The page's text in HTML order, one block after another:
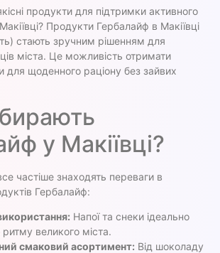
продукти для підтримки активного
Продукти Гербалайф в Макіївці
стають зручним рішенням для
міста. Це можливість отримати
для щоденного раціону без зайвих
у Макіївці?
частіше знаходять переваги в
Гербалайф:
Напої та снеки ідеально
великого міста.
смаковий асортимент: Від шоколаду